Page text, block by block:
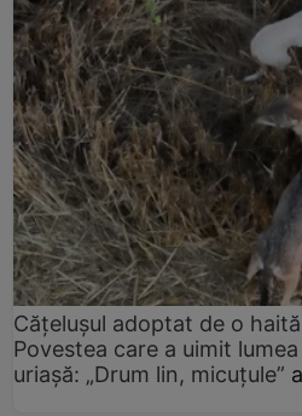
Cățelușul adoptat de o
Povestea care a uimit
uriașă: „Drum lin, micuțule”